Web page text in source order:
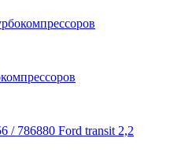
/ 786880 Ford transit 2,2